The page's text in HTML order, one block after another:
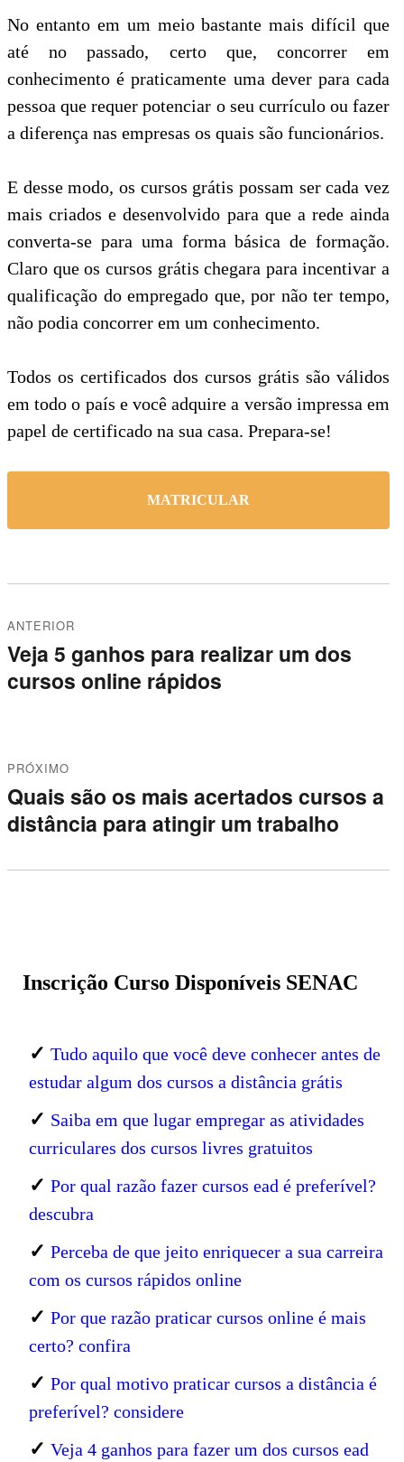
No entanto em um meio bastante mais difícil que
até no passado, certo que, concorrer em
conhecimento é praticamente uma dever para cada
pessoa que requer potenciar o seu currículo ou fazer
a diferença nas empresas os quais são funcionários.
E desse modo, os cursos grátis possam ser cada vez
mais criados e desenvolvido para que a rede ainda
converta-se para uma forma básica de formação.
Claro que os cursos grátis chegara para incentivar a
qualificação do empregado que, por não ter tempo,
não podia concorrer em um conhecimento.
Todos os certificados dos cursos grátis são válidos
em todo o país e você adquire a versão impressa em
papel de certificado na sua casa. Prepara-se!
MATRICULAR
Navegação
de
ANTERIOR
Veja 5 ganhos para realizar um dos
cursos online rápidos
PRÓXIMO
Quais são os mais acertados cursos a
distância para atingir um trabalho
Inscrição Curso Disponíveis SENAC
✓ Tudo aquilo que você deve conhecer antes de
estudar algum dos cursos a distância grátis
✓ Saiba em que lugar empregar as atividades
curriculares dos cursos livres gratuitos
✓ Por qual razão fazer cursos ead é preferível?
descubra
✓ Perceba de que jeito enriquecer a sua carreira
com os cursos rápidos online
✓ Por que razão praticar cursos online é mais
certo? confira
✓ Por qual motivo praticar cursos a distância é
preferível? considere
✓ Veja 4 ganhos para fazer um dos cursos ead